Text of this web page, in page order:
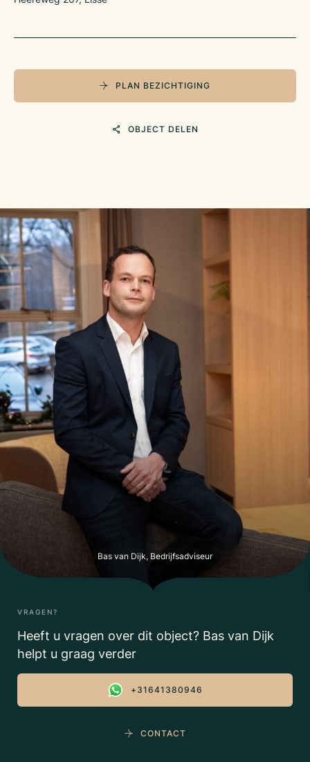
PLAN BEZICHTIGING
OBJECT DELEN
Bas van Dijk, Bedrijfsadviseur
VRAGEN?
Heeft u vragen over dit object? Bas van Dijk
helpt u graag verder
+31641380946
CONTACT